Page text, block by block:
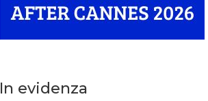
In evidenza